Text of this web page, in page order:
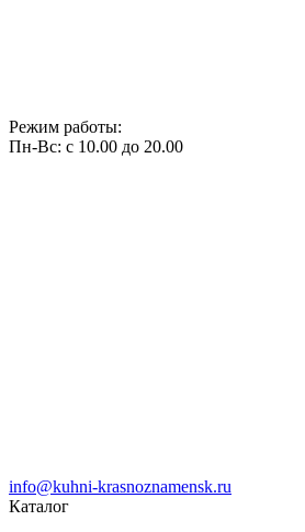
Режим работы:
Пн-Вс: с 10.00 до 20.00
info@kuhni-krasnoznamensk.ru
Каталог